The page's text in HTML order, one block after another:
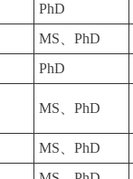
PhD
MS、PhD
PhD
MS、PhD
MS、PhD